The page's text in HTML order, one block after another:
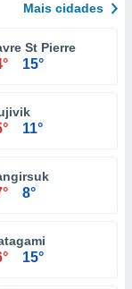
Mais cidades
St Pierre
15°
11°
8°
15°